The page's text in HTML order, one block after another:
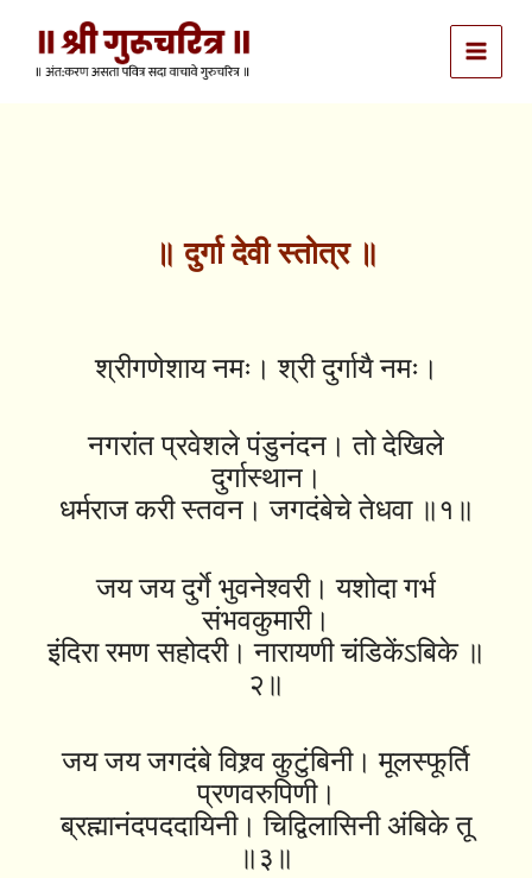
content
॥ दुर्गा देवी स्तोत्र ॥
श्रीगणेशाय नमः। श्री दुर्गायै नमः।
नगरांत प्रवेशले पंडुनंदन। तो देखिले
दुर्गास्थान।
धर्मराज करी स्तवन। जगदंबेचे तेधवा ॥१॥
जय जय दुर्गे भुवनेश्वरी। यशोदा गर्भ
संभवकुमारी।
इंदिरा रमण सहोदरी। नारायणी चंडिकेंऽबिके ॥
२॥
जय जय जगदंबे विश्र्व कुटुंबिनी। मूलस्फूर्ति
प्रणवरुपिणी।
ब्रह्मानंदपददायिनी। चिद्विलासिनी अंबिके तू
॥३॥